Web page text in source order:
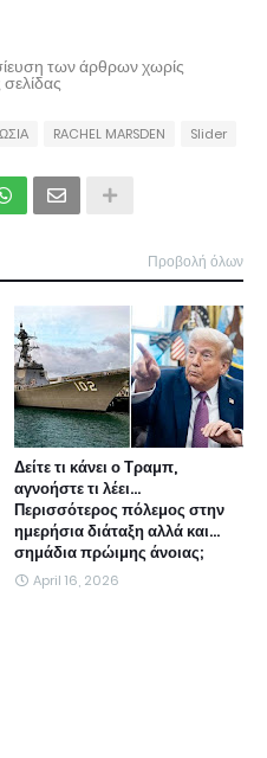
των άρθρων χωρίς
RACHEL MARSDEN Slider
Προβολή όλων
Δείτε τι κάνει ο Τραμπ,
αγνοήστε τι λέει...
Περισσότερος πόλεμος στην
ημερήσια διάταξη αλλά και...
σημάδια πρώιμης άνοιας;
April 16, 2026